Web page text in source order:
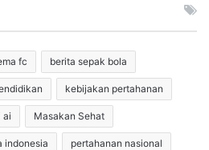
fc berita sepak bola
kebijakan pertahanan
ai Masakan Sehat
indonesia pertahanan nasional